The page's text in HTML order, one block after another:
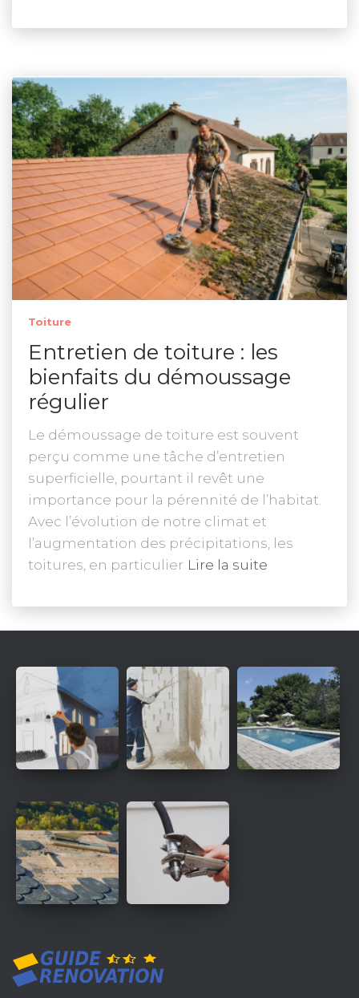
Toiture
Entretien de toiture : les
bienfaits du démoussage
régulier
Le démoussage de toiture est souvent
perçu comme une tâche d’entretien
superficielle, pourtant il revêt une
importance pour la pérennité de l’habitat.
Avec l’évolution de notre climat et
l’augmentation des précipitations, les
toitures, en particulier Lire la suite